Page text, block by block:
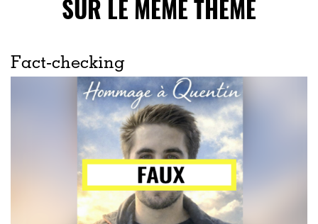
SUR LE MÊME THÈME
Fact-checking